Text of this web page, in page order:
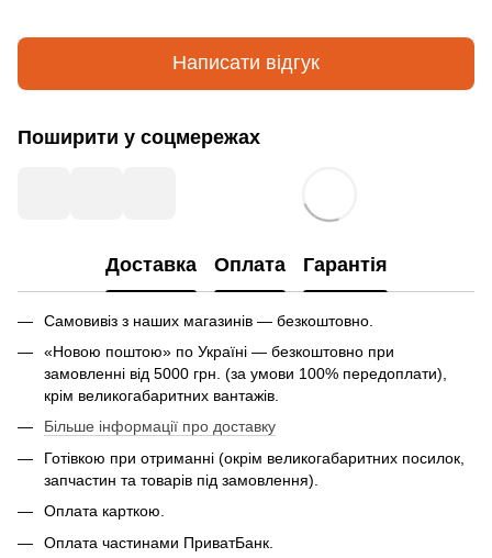
Написати відгук
Поширити у соцмережах
Доставка Оплата Гарантія
Самовивіз з наших магазинів — безкоштовно.
«Новою поштою» по Україні — безкоштовно при
замовленні від 5000 грн. (за умови 100% передоплати),
крім великогабаритних вантажів.
Більше інформації про доставку
Готівкою при отриманні (окрім великогабаритних посилок,
запчастин та товарів під замовлення).
Оплата карткою.
Оплата частинами ПриватБанк.